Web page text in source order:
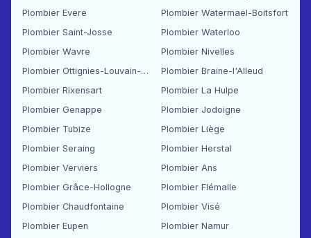
Plombier Evere
Plombier Watermael-Boitsfort
Plombier Saint-Josse
Plombier Waterloo
Plombier Wavre
Plombier Nivelles
Plombier Ottignies-Louvain-la-Neuve
Plombier Braine-l'Alleud
Plombier Rixensart
Plombier La Hulpe
Plombier Genappe
Plombier Jodoigne
Plombier Tubize
Plombier Liège
Plombier Seraing
Plombier Herstal
Plombier Verviers
Plombier Ans
Plombier Grâce-Hollogne
Plombier Flémalle
Plombier Chaudfontaine
Plombier Visé
Plombier Eupen
Plombier Namur